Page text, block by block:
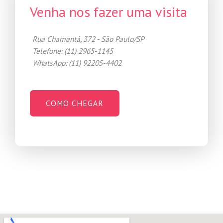
Venha nos fazer uma visita
Rua Chamantá, 372 - São Paulo/SP
Telefone: (11) 2965-1145
WhatsApp: (11) 92205-4402
COMO CHEGAR